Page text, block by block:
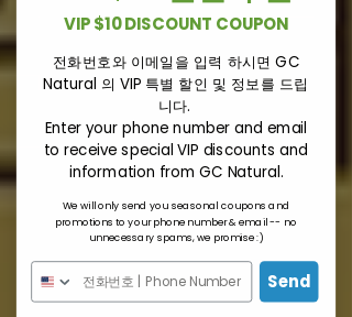
VIP $10 DISCOUNT COUPON
전화번호와 이메일을 입력 하시면 GC
Natural 의 VIP 특별 할인 및 정보를 드립
니다.
Enter your phone number and email
to receive special VIP discounts and
information from GC Natural.
We will only send you seasonal coupons and
promotions to your phone number & email -- no
unnecessary spams, we promise :)
Send